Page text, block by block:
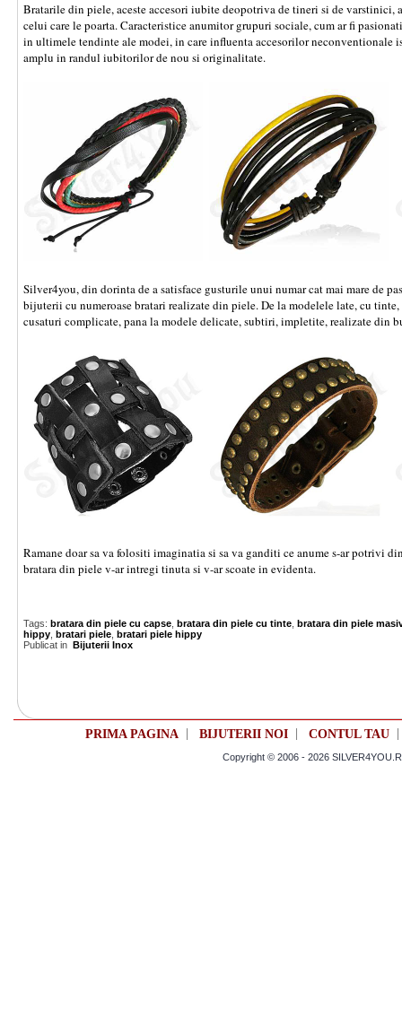
Bratarile din piele, aceste accesori iubite deopotriva de tineri si de
celui care le poarta. Caracteristice anumitor grupuri sociale, cum ar fi
in ultimele tendinte ale modei, in care influenta accesorilor neconventionale
amplu in randul iubitorilor de nou si originalitate.
Silver4you, din dorinta de a satisface gusturile unui numar cat mai mare de
bijuterii cu numeroase bratari realizate din piele. De la modelele late, cu
cusaturi complicate, pana la modele delicate, subtiri, impletite, realizate din
Ramane doar sa va folositi imaginatia si sa va ganditi ce anume s-ar potrivi
bratara din piele v-ar intregi tinuta si v-ar scoate in evidenta.
Tags: bratara din piele cu capse bratara din piele cu tinte bratara din piele
hippy bratari piele bratari piele hippy
Publicat in Bijuterii Inox
PRIMA PAGINA BIJUTERII NOI CONTUL TAU
Copyright © 2006 - 2026